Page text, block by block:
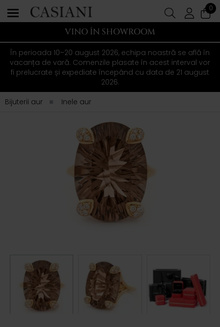
0
VINO ÎN SHOWROOM
În perioada 10–20 august 2026, echipa noastră se află în
vacanța de vară. Comenzile plasate în acest interval vor
fi prelucrate și expediate începând cu data de 21 august
2026.
Bijuterii aur
Inele aur